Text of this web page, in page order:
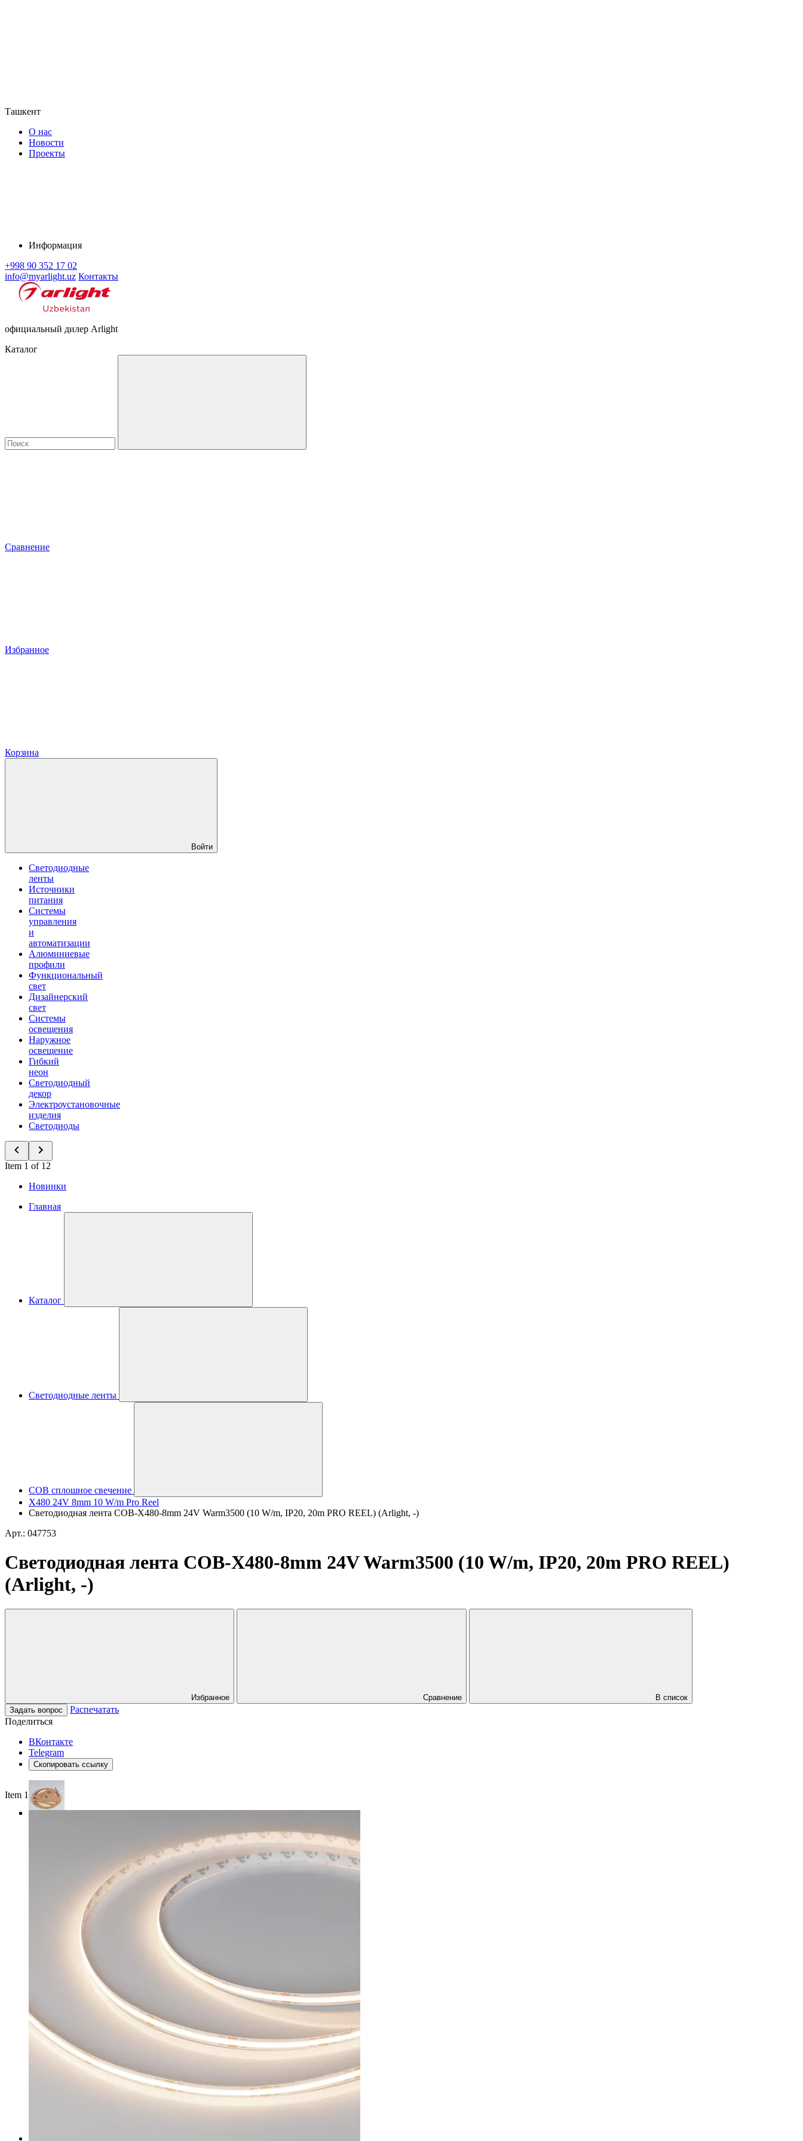
Ташкент
О нас
Новости
Проекты
Информация
+998 90 352 17 02
info@myarlight.uz Контакты
официальный дилер Arlight
Каталог
Сравнение
Избранное
Корзина
Войти
Светодиодные
ленты
Источники
питания
Системы
управления
и
автоматизации
Алюминиевые
профили
Функциональный
свет
Дизайнерский
свет
Системы
освещения
Наружное
освещение
Гибкий
неон
Светодиодный
декор
Электроустановочные
изделия
Светодиоды
Item 1 of 12
Новинки
Главная
Каталог
Светодиодные ленты
COB сплошное свечение
X480 24V 8mm 10 W/m Pro Reel
Светодиодная лента COB-X480-8mm 24V Warm3500 (10 W/m, IP20, 20m PRO REEL) (Arlight, -)
Арт.: 047753
Светодиодная лента COB-X480-8mm 24V Warm3500 (10 W/m, IP20, 20m PRO REEL)
(Arlight, -)
Избранное Сравнение
В список
Задать вопрос
Распечатать
Поделиться
ВКонтакте
Telegram
Скопировать ссылку
Item 1 of 3